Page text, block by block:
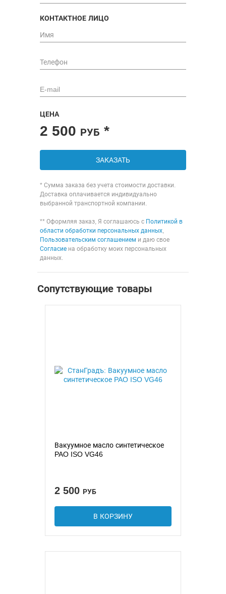
КОНТАКТНОЕ ЛИЦО
ЦЕНА
2 500 РУБ *
ЗАКАЗАТЬ
* Сумма заказа без учета стоимости доставки.
Доставка оплачивается индивидуально
выбранной транспортной компании.
** Оформляя заказ, Я соглашаюсь с Политикой в
области обработки персональных данных
Пользовательским соглашением и даю свое
Согласие на обработку моих персональных
данных.
Сопутствующие товары
Вакуумное масло синтетическое
PAO ISO VG46
2 500 РУБ
В КОРЗИНУ